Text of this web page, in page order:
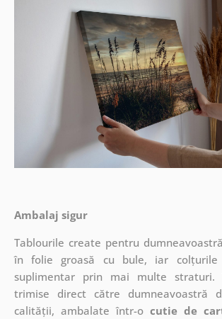
Ambalaj sigur
Tablourile create pentru
în folie groasă cu bule, iar colțurile
suplimentar prin mai multe
trimise direct către dumneavoastră
calității, ambalate într-o cutie de